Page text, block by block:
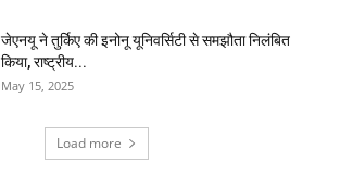
जेएनयू ने तुर्किए की इनोनू यूनिवर्सिटी से समझौता निलंबित
किया, राष्ट्रीय...
May 15, 2025
Load more